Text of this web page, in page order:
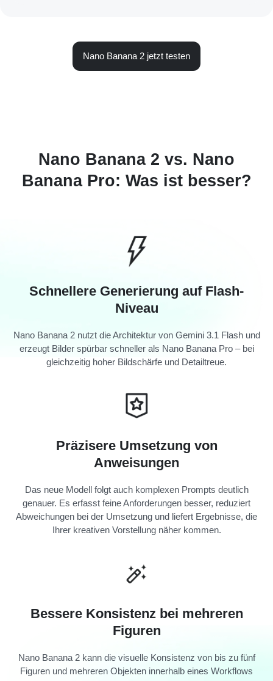
Nano Banana 2 jetzt testen
Nano Banana 2 vs. Nano
Banana Pro: Was ist besser?
Schnellere Generierung auf Flash-
Niveau
Nano Banana 2 nutzt die Architektur von Gemini 3.1 Flash und
erzeugt Bilder spürbar schneller als Nano Banana Pro – bei
gleichzeitig hoher Bildschärfe und Detailtreue.
Präzisere Umsetzung von
Anweisungen
Das neue Modell folgt auch komplexen Prompts deutlich
genauer. Es erfasst feine Anforderungen besser, reduziert
Abweichungen bei der Umsetzung und liefert Ergebnisse, die
Ihrer kreativen Vorstellung näher kommen.
Bessere Konsistenz bei mehreren
Figuren
Nano Banana 2 kann die visuelle Konsistenz von bis zu fünf
Figuren und mehreren Objekten innerhalb eines Workflows